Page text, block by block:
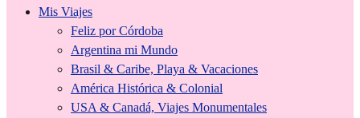
Mis Viajes
Feliz por Córdoba
Argentina mi Mundo
Brasil & Caribe, Playa & Vacaciones
América Histórica & Colonial
USA & Canadá, Viajes Monumentales